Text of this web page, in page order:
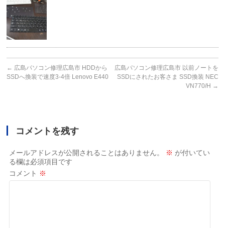
← 広島パソコン修理広島市 HDDから
SSDへ換装で速度3-4倍 Lenovo E440
広島パソコン修理広島市 以前ノートを
SSDにされたお客さま SSD換装 NEC
VN770/H →
コメントを残す
メールアドレスが公開されることはありません。 ※ が付いてい
る欄は必須項目です
コメント ※